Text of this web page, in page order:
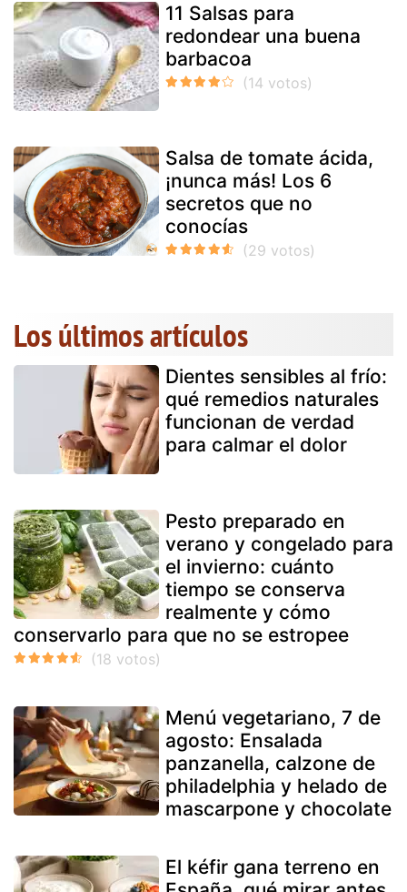
11 Salsas para
redondear una buena
barbacoa
Salsa de tomate ácida,
¡nunca más! Los 6
secretos que no
conocías
Los últimos artículos
Dientes sensibles al frío:
qué remedios naturales
funcionan de verdad
para calmar el dolor
Pesto preparado en
verano y congelado para
el invierno: cuánto
tiempo se conserva
realmente y cómo
conservarlo para que no se estropee
Menú vegetariano, 7 de
agosto: Ensalada
panzanella, calzone de
philadelphia y helado de
mascarpone y chocolate
El kéfir gana terreno en